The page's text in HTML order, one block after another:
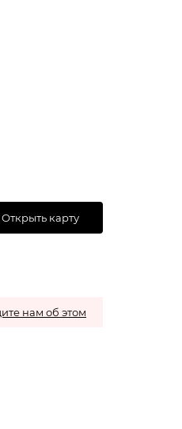
Открыть карту
нам об этом